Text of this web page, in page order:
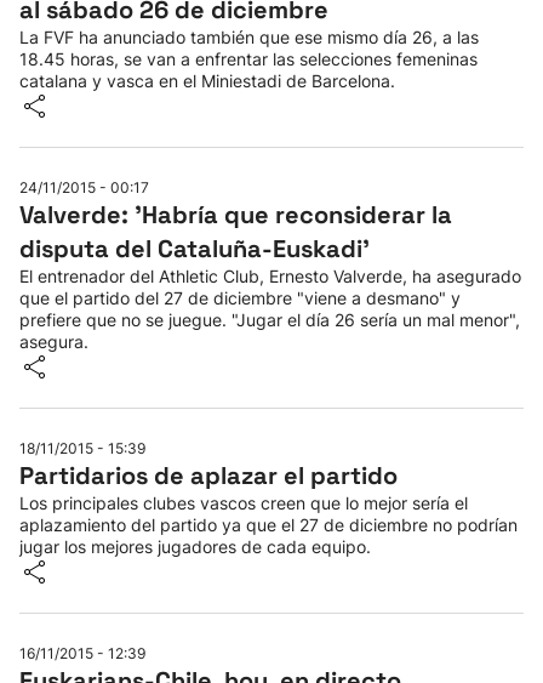
al sábado 26 de diciembre
La FVF ha anunciado también que ese mismo día 26, a las
18.45 horas, se van a enfrentar las selecciones femeninas
catalana y vasca en el Miniestadi de Barcelona.
24/11/2015 - 00:17
Valverde: 'Habría que reconsiderar la
disputa del Cataluña-Euskadi'
El entrenador del Athletic Club, Ernesto Valverde, ha asegurado
que el partido del 27 de diciembre "viene a desmano" y
prefiere que no se juegue. "Jugar el día 26 sería un mal menor",
asegura.
18/11/2015 - 15:39
Partidarios de aplazar el partido
Los principales clubes vascos creen que lo mejor sería el
aplazamiento del partido ya que el 27 de diciembre no podrían
jugar los mejores jugadores de cada equipo.
16/11/2015 - 12:39